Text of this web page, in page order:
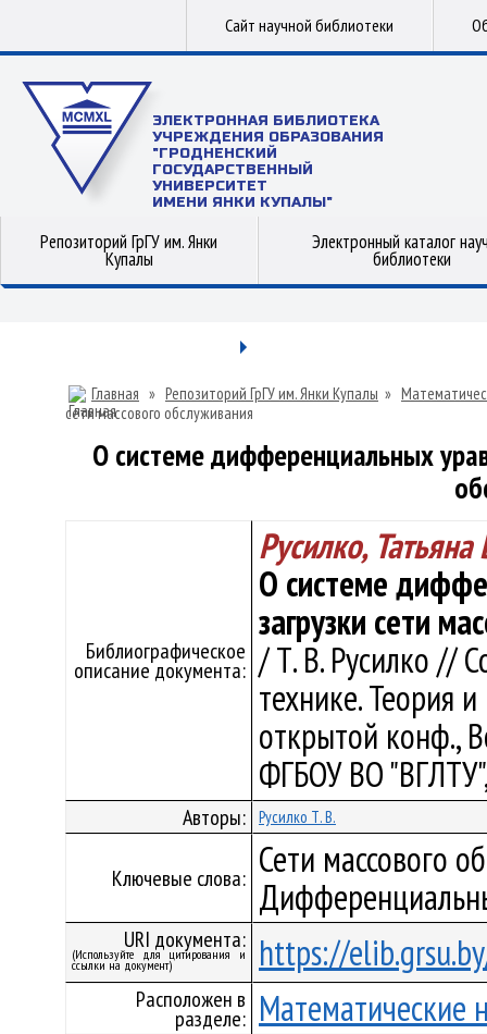
Сайт научной библиотеки
ЭЛЕКТРОННАЯ БИБЛИОТЕКА
УЧРЕЖДЕНИЯ ОБРАЗОВАНИЯ
"ГРОДНЕНСКИЙ
ГОСУДАРСТВЕННЫЙ
УНИВЕРСИТЕТ
ИМЕНИ ЯНКИ КУПАЛЫ"
Репозиторий ГрГУ им. Янки
Купалы
Электронный каталог
библиотеки
Главная » Репозиторий ГрГУ им. Янки Купалы »
сети массового обслуживания
О системе дифференциальных
Библиографическое
описание документа:
Русилко,
О системе
загрузки сети
/ Т. В. Русилко //
технике. Теория
открытой конф.,
ФГБОУ ВО
Авторы: Русилко Т. В.
Ключевые слова: Сети массового
URI документа:
(Используйте для цитирования и
ссылки на документ) https://
Расположен в
разделе: Математические